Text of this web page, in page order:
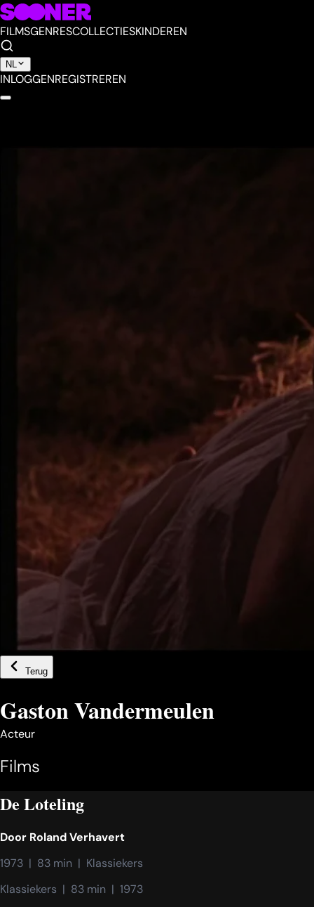
FILMSGENRESCOLLECTIESKINDEREN
NL
INLOGGENREGISTREREN
Terug
Gaston Vandermeulen
Acteur
Films
De Loteling
Door Roland Verhavert
1973  |  83 min  |  Klassiekers
Klassiekers  |  83 min  |  1973